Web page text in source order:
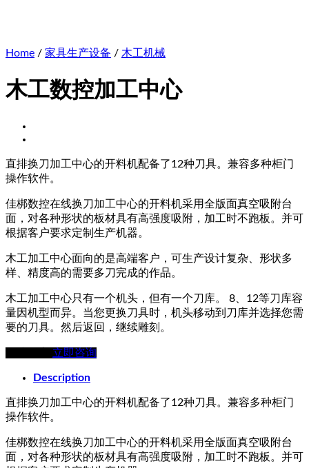
Home / 家具生产设备 / 木工机械
木工数控加工中心
直排换刀加工中心的开料机配备了12种刀具。兼容多种柜门
操作软件。
佳梆数控在线换刀加工中心的开料机采用全版面真空吸附台
面，对各种形状的板材具有高强度吸附，加工时不跑板。并可
根据客户要求定制生产机器。
木工加工中心面向的是高端客户，可生产设计复杂、形状多
样、精度高的需要多刀完成的作品。
木工加工中心只有一个机头，但有一个刀库。 8、12等刀库容
量因机型而异。当您更换刀具时，机头移动到刀库并选择您需
要的刀具。然后返回，继续雕刻。
立即咨询
Description
直排换刀加工中心的开料机配备了12种刀具。兼容多种柜门
操作软件。
佳梆数控在线换刀加工中心的开料机采用全版面真空吸附台
面，对各种形状的板材具有高强度吸附，加工时不跑板。并可